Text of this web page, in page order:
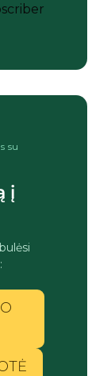
su
į